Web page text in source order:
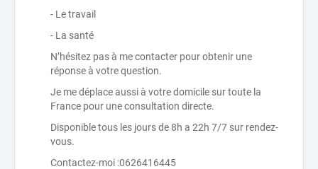
- Le travail
- La santé
N’hésitez pas à me contacter pour obtenir une
réponse à votre question.
Je me déplace aussi à votre domicile sur toute la
France pour une consultation directe.
Disponible tous les jours de 8h a 22h 7/7 sur rendez-
vous.
Contactez-moi :0626416445